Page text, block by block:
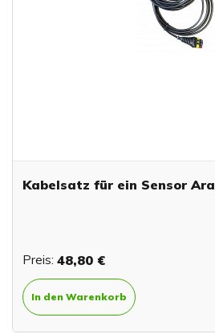
Kabelsatz für ein Sensor
Preis: 48,80 €
In den Warenkorb